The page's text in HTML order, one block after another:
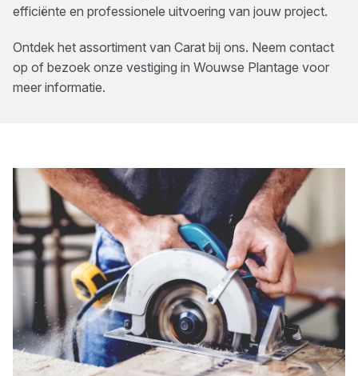
efficiënte en professionele uitvoering van jouw project.
Ontdek het assortiment van Carat bij ons. Neem contact
op of bezoek onze vestiging in Wouwse Plantage voor
meer informatie.